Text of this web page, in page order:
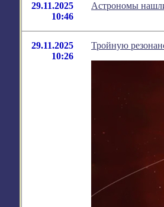
29.11.2025
10:46
Астрономы
29.11.2025
10:26
Тройную